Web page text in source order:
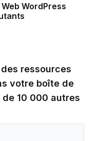
WordPress
ressources
votre boîte de
10 000 autres